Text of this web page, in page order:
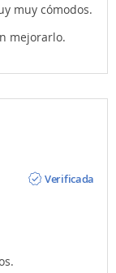
muy cómodos.
mejorarlo.
Verificada